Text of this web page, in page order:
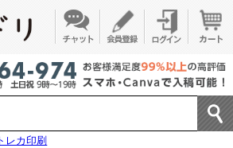
レカ印刷